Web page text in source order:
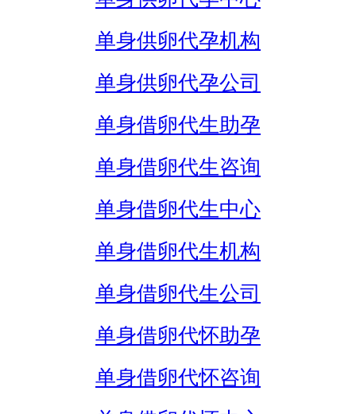
单身供卵代孕机构
单身供卵代孕公司
单身借卵代生助孕
单身借卵代生咨询
单身借卵代生中心
单身借卵代生机构
单身借卵代生公司
单身借卵代怀助孕
单身借卵代怀咨询